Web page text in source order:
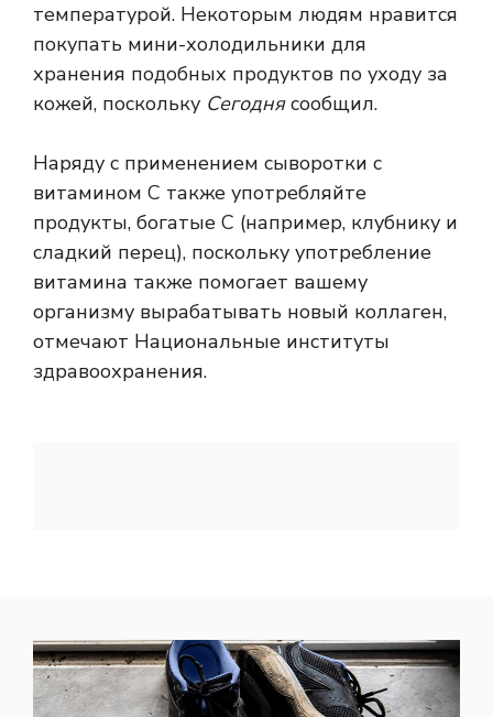
температурой. Некоторым людям нравится
покупать мини-холодильники для
хранения подобных продуктов по уходу за
кожей, поскольку Сегоднясообщил.
Наряду с применением сыворотки с
витамином С также употребляйте
продукты, богатые С (например, клубнику и
сладкий перец), поскольку употребление
витамина также помогает вашему
организму вырабатывать новый коллаген,
отмечают Национальные институты
здравоохранения.